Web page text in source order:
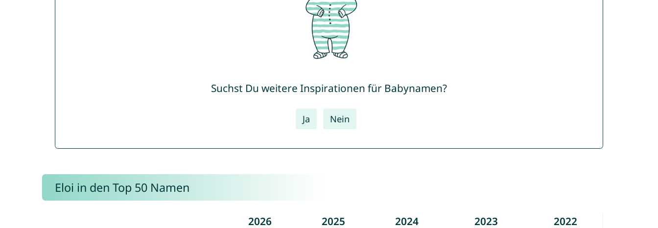
Suchst Du weitere Inspirationen für Babynamen?
Ja Nein
Eloi in den Top 50 Namen
2026 2025 2024 2023 2022